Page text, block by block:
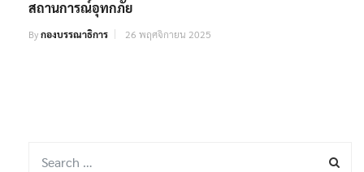
สถานการณ์อุทกภัย
Byกองบรรณาธิการ 26 พฤศจิกายน 2025